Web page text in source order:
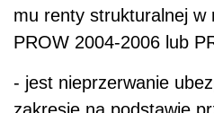
mu renty strukturalnej w
PROW 2004-2006 lub
- jest nieprzerwanie